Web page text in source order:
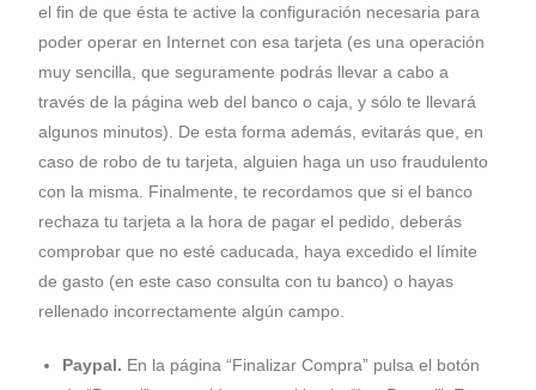
el fin de que ésta te active la configuración necesaria para
poder operar en Internet con esa tarjeta (es una operación
muy sencilla, que seguramente podrás llevar a cabo a
través de la página web del banco o caja, y sólo te llevará
algunos minutos). De esta forma además, evitarás que, en
caso de robo de tu tarjeta, alguien haga un uso fraudulento
con la misma. Finalmente, te recordamos que si el banco
rechaza tu tarjeta a la hora de pagar el pedido, deberás
comprobar que no esté caducada, haya excedido el límite
de gasto (en este caso consulta con tu banco) o hayas
rellenado incorrectamente algún campo.
Paypal. En la página “Finalizar Compra” pulsa el botón